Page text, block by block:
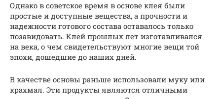
Однако в советское время в основе клея были
простые и доступные вещества, а прочности и
надежности готового состава оставалось только
позавидовать. Клей прошлых лет изготавливался
на века, о чем свидетельствуют многие вещи той
эпохи, дошедшие до наших дней.
В качестве основы раньше использовали муку или
крахмал. Эти продукты являются отличными